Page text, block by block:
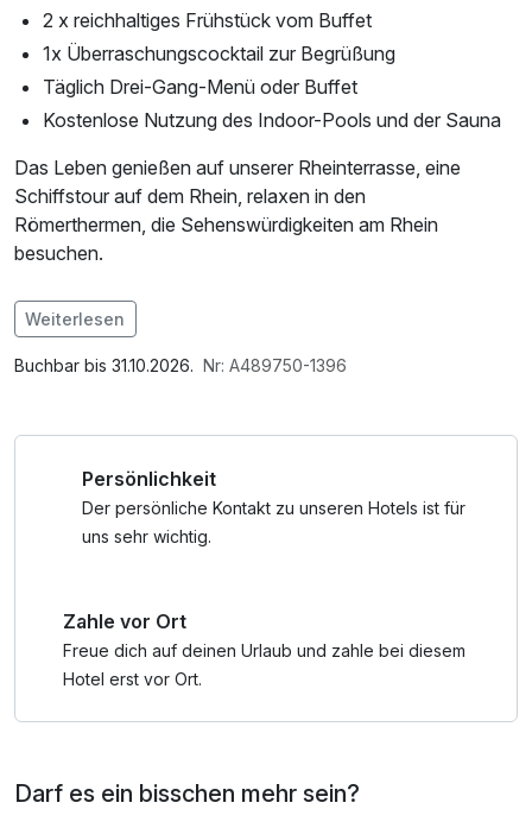
2 x reichhaltiges Frühstück vom Buffet
1x Überraschungscocktail zur Begrüßung
Täglich Drei-Gang-Menü oder Buffet
Kostenlose Nutzung des Indoor-Pools und der Sauna
Das Leben genießen auf unserer Rheinterrasse, eine
Schiffstour auf dem Rhein, relaxen in den
Römerthermen, die Sehenswürdigkeiten am Rhein
besuchen.
Im Angebot enthalten
1 Flasche Mineralwasser, Saunabenutzung, Parkplatz, W-
LAN Nutzung / Internetnutzung, Nutzung Öffentliches
Weiterlesen
Buchbar bis 31.10.2026. Nr: A489750-1396
Persönlichkeit
Der persönliche Kontakt zu unseren Hotels ist für
uns sehr wichtig.
Zahle vor Ort
Freue dich auf deinen Urlaub und zahle bei diesem
Hotel erst vor Ort.
Darf es ein bisschen mehr sein?